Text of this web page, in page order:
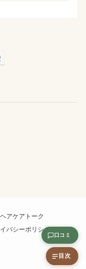
ヘアケアトーク
バシーポリシー
口コミ
目次